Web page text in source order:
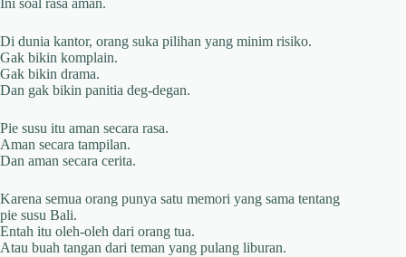
Ini soal rasa aman.
Di dunia kantor, orang suka pilihan yang minim risiko.
Gak bikin komplain.
Gak bikin drama.
Dan gak bikin panitia deg-degan.
Pie susu itu aman secara rasa.
Aman secara tampilan.
Dan aman secara cerita.
Karena semua orang punya satu memori yang sama tentang
pie susu Bali.
Entah itu oleh-oleh dari orang tua.
Atau buah tangan dari teman yang pulang liburan.